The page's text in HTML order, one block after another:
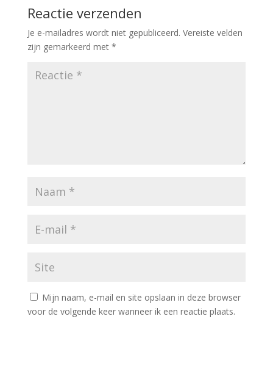
Reactie verzenden
Je e-mailadres wordt niet gepubliceerd. Vereiste velden
zijn gemarkeerd met *
Mijn naam, e-mail en site opslaan in deze browser
voor de volgende keer wanneer ik een reactie plaats.